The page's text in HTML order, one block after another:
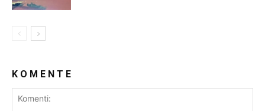
K O M E N T E